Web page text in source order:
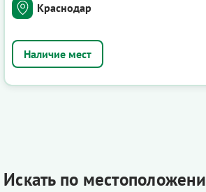
Краснодар
Искать по